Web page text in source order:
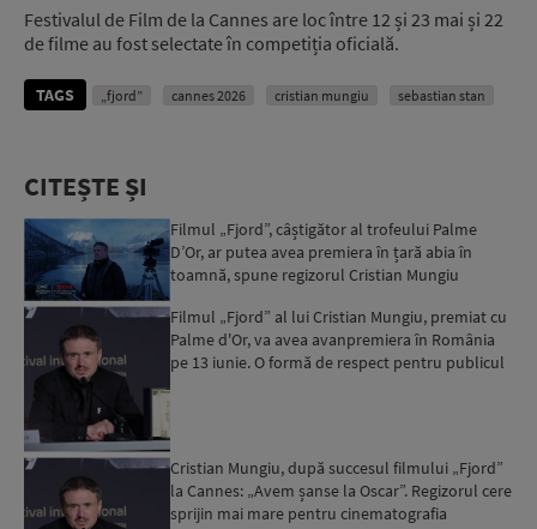
Festivalul de Film de la Cannes are loc între 12 și 23 mai și 22
de filme au fost selectate în competiția oficială.
TAGS „fjord” cannes 2026 cristian mungiu sebastian stan
CITEȘTE ȘI
Filmul „Fjord”, câștigător al trofeului Palme
D’Or, ar putea avea premiera în țară abia în
toamnă, spune regizorul Cristian Mungiu
Filmul „Fjord” al lui Cristian Mungiu, premiat cu
Palme d'Or, va avea avanpremiera în România
pe 13 iunie. O formă de respect pentru publicul
Cristian Mungiu, după succesul filmului „Fjord”
la Cannes: „Avem șanse la Oscar”. Regizorul cere
sprijin mai mare pentru cinematografia